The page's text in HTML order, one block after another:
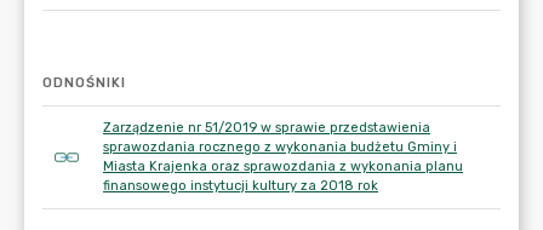
ODNOŚNIKI
Zarządzenie nr 51/2019 w sprawie przedstawienia
sprawozdania rocznego z wykonania budżetu Gminy i
Miasta Krajenka oraz sprawozdania z wykonania planu
finansowego instytucji kultury za 2018 rok